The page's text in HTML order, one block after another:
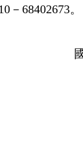
－ 68402673。